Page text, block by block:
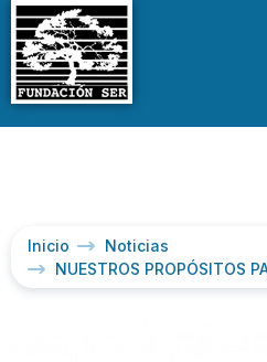
Inicio
Noticias
NUESTROS PROPÓSITOS